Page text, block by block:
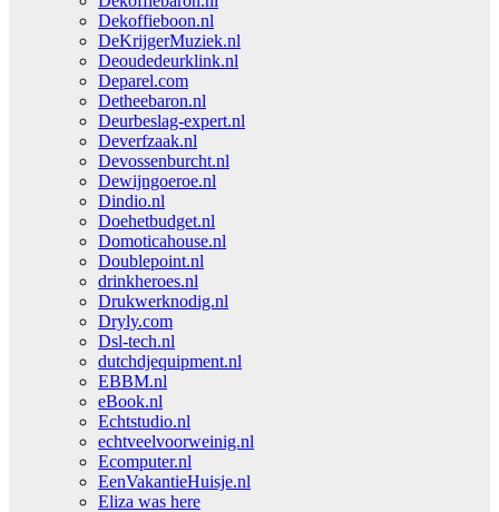
Dekoffieboon.nl
DeKrijgerMuziek.nl
Deoudedeurklink.nl
Deparel.com
Detheebaron.nl
Deurbeslag-expert.nl
Deverfzaak.nl
Devossenburcht.nl
Dewijngoeroe.nl
Dindio.nl
Doehetbudget.nl
Domoticahouse.nl
Doublepoint.nl
drinkheroes.nl
Drukwerknodig.nl
Dryly.com
Dsl-tech.nl
dutchdjequipment.nl
EBBM.nl
eBook.nl
Echtstudio.nl
echtveelvoorweinig.nl
Ecomputer.nl
EenVakantieHuisje.nl
Eliza was here